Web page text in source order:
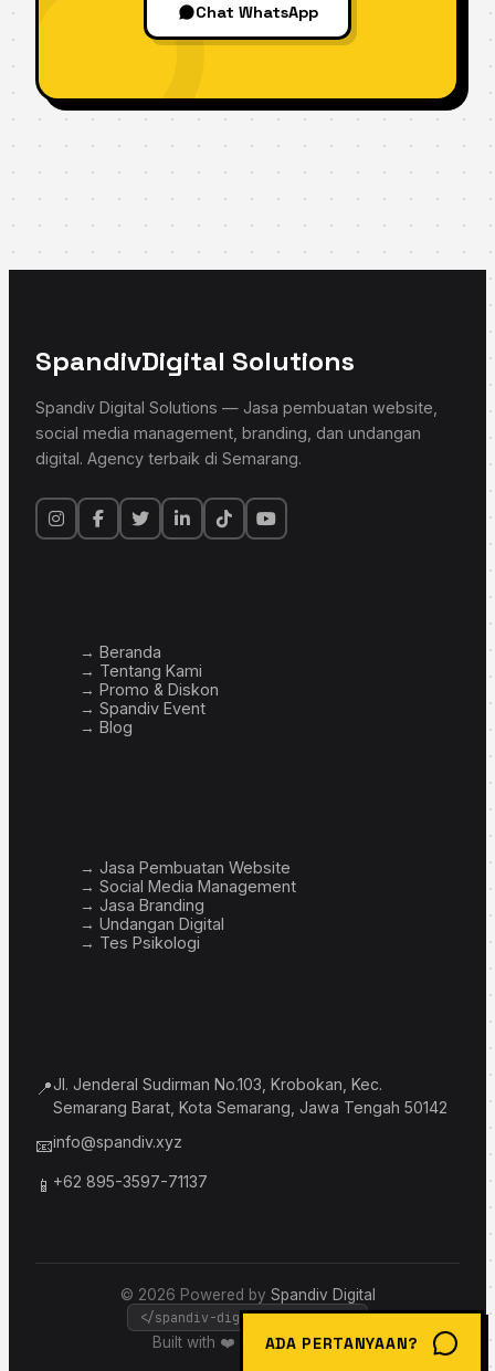
Chat WhatsApp
SpandivDigital Solutions
Spandiv Digital Solutions — Jasa pembuatan website,
social media management, branding, dan undangan
digital. Agency terbaik di Semarang.
→ Beranda
→ Tentang Kami
→ Promo & Diskon
→ Spandiv Event
→ Blog
→ Jasa Pembuatan Website
→ Social Media Management
→ Jasa Branding
→ Undangan Digital
→ Tes Psikologi
📍Jl. Jenderal Sudirman No.103, Krobokan, Kec.
Semarang Barat, Kota Semarang, Jawa Tengah 50142
📧info@spandiv.xyz
📱 +62 895-3597-71137
© 2026 Powered by Spandiv Digital
</spandiv-digital-solutions>
Built with ❤️ & bold bordersADA PERTANYAAN?